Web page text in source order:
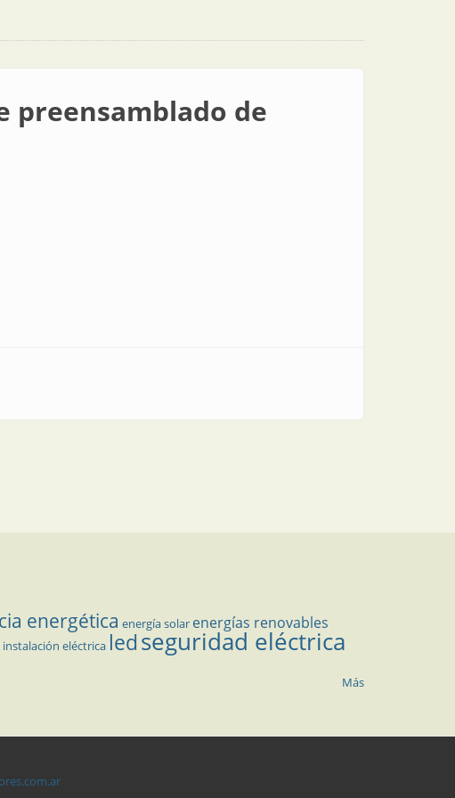
preensamblado de
energética energía solar energías renovables
instalación eléctrica ledseguridad eléctrica
Más